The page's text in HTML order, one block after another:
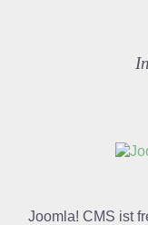
Joomla! CMS ist